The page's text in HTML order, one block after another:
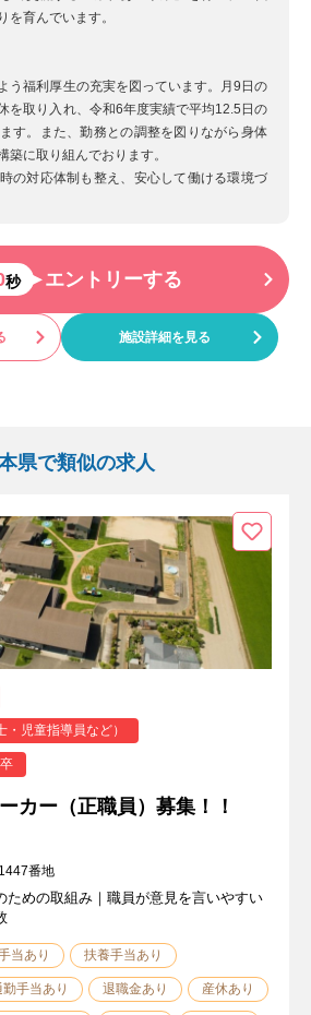
を育んでいます。
う福利厚生の充実を図っています。月9日の
を取り入れ、令和6年度実績で平均12.5日の
す。また、勤務との調整を図りながら身体
築に取り組んでおります。
の対応体制も整え、安心して働ける環境づ
秒 エントリーする
施設詳細を見る
県で類似の求人
児童指導員など）
カー（正職員）募集！！
番地
ための取組み｜職員が意見を言いやすい
当あり 扶養手当あり
勤手当あり 退職金あり 産休あり